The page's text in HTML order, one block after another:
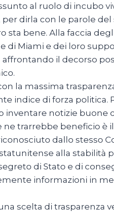
al ruolo di incubo
per dirla con le parole
sta bene. Alla faccia
di Miami e dei loro
affrontando il decorso
la massima
indice di forza politica.
inventare notizie buone
ne trarrebbe beneficio è
dallo stesso
alla stabilità
di Stato e di
informazioni in
scelta di trasparenza